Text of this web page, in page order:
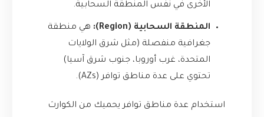
الأخرى في نفس المنطقة السحابية.
المنطقة السحابية (Region):
هي منطقة
جغرافية منفصلة (مثل شرق الولايات
المتحدة، غرب أوروبا، جنوب شرق آسيا)
تحتوي على عدة مناطق توافر (AZs).
استخدام عدة مناطق توافر يحميك من الكوارث